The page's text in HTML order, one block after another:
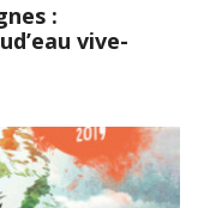
:
vive-